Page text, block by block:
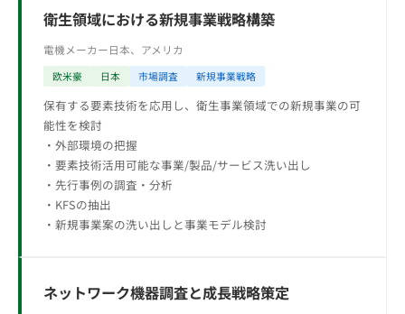
衛生領域における新規事業戦略構築
電機メーカー日本、アメリカ
欧米豪 日本 市場調査 新規事業戦略
保有する要素技術を応用し、衛生事業領域での新規事業の可
能性を検討
・外部環境の把握
・要素技術活用可能な事業/製品/サービス洗い出し
・先行事例の調査・分析
・KFSの抽出
・新規事業案の洗い出しと事業モデル検討
ネットワーク機器調査と成長戦略策定